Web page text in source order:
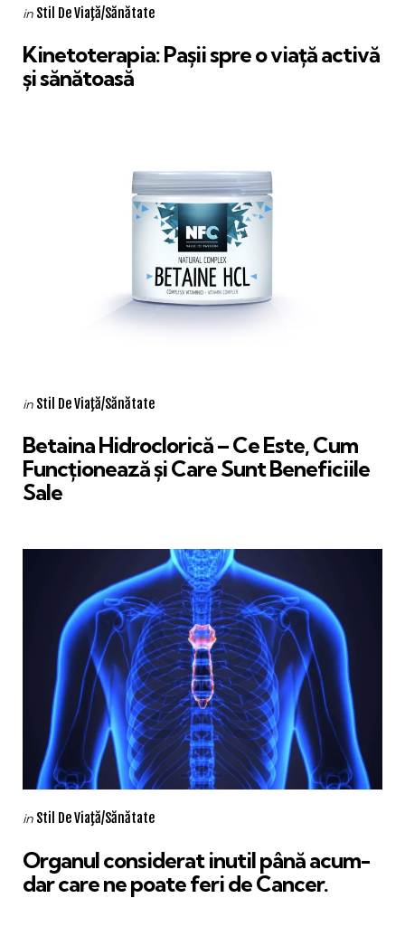
Categories
Posted
in Stil De Viaţă/Sănătate
Kinetoterapia: Pașii spre o viață activă
și sănătoasă
Categories
Posted
in Stil De Viaţă/Sănătate
Betaina Hidroclorică – Ce Este, Cum
Funcționează și Care Sunt Beneficiile
Sale
Categories
Posted
in Stil De Viaţă/Sănătate
Organul considerat inutil până acum-
dar care ne poate feri de Cancer.